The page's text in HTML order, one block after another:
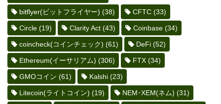
bitflyer(ビットフライヤー) (38) CFTC (33)
Circle (19) Clarity Act (43) Coinbase (34)
coincheck(コインチェック) (61) DeFi (52)
Ethereum(イーサリアム) (306) FTX (34)
GMOコイン (61) Kalshi (23)
Litecoin(ライトコイン) (19) NEM･XEM(ネム) (31)